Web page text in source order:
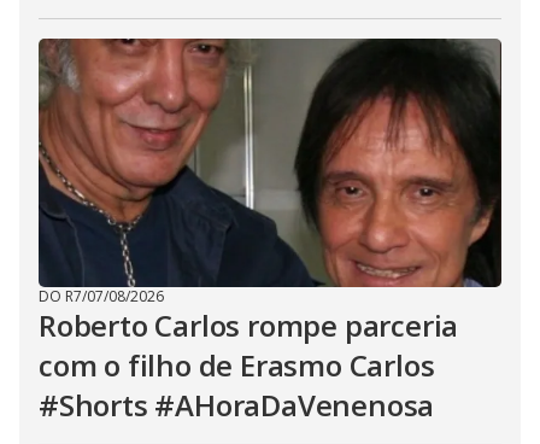
DO R7/07/08/2026
Roberto Carlos rompe parceria
com o filho de Erasmo Carlos
#Shorts #AHoraDaVenenosa